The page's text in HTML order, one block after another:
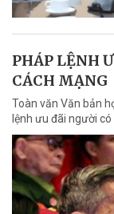
PHÁP LỆNH
CÁCH MẠNG
Toàn văn Văn bản
lệnh ưu đãi người